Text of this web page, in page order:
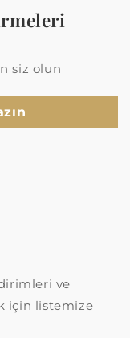
siz olun
ve
için listemize